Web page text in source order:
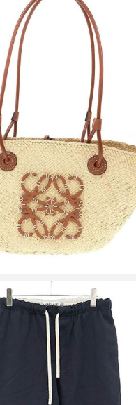
ケットバッグ スモール イラカ
買取金額36,000円
詳しく見る
ベ ドローストリング パンツ